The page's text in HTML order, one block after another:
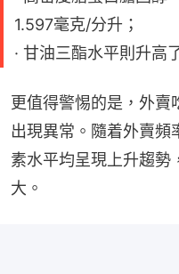
1.597毫克/分升；
· 甘油三酯水平則升高
更值得警惕的是，外賣
出現異常。隨着外賣頻
素水平均呈現上升趨勢
大。